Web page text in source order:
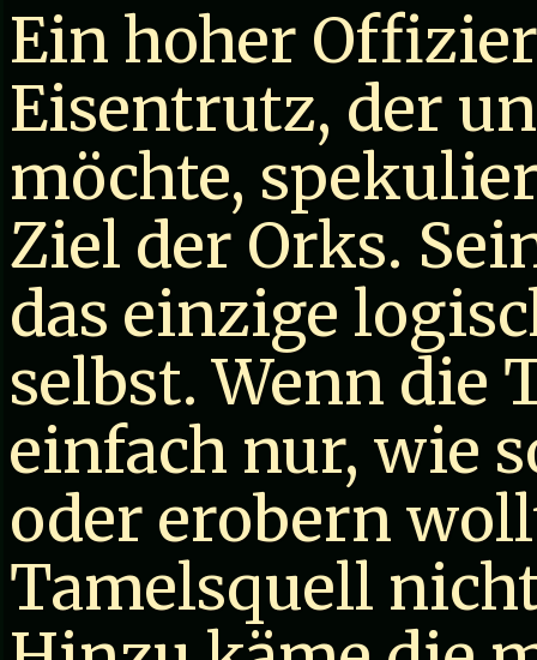
Ein hoher
Eisentrutz, der
möchte,
Ziel der Orks.
das einzige
selbst. Wenn die
einfach nur, wie
oder erobern
Tamelsquell